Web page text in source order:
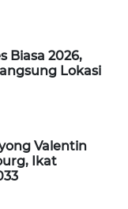
Biasa 2026,
Lokasi
Valentin
Ikat